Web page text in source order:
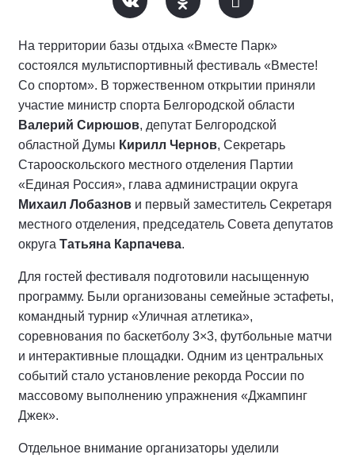
На территории базы отдыха «Вместе Парк»
состоялся мультиспортивный фестиваль «Вместе!
Со спортом». В торжественном открытии приняли
участие министр спорта Белгородской области
Валерий Сирюшов, депутат Белгородской
областной Думы Кирилл Чернов, Секретарь
Старооскольского местного отделения Партии
«Единая Россия», глава администрации округа
Михаил Лобазнов и первый заместитель Секретаря
местного отделения, председатель Совета депутатов
округа Татьяна Карпачева.
Для гостей фестиваля подготовили насыщенную
программу. Были организованы семейные эстафеты,
командный турнир «Уличная атлетика»,
соревнования по баскетболу 3×3, футбольные матчи
и интерактивные площадки. Одним из центральных
событий стало установление рекорда России по
массовому выполнению упражнения «Джампинг
Джек».
Отдельное внимание организаторы уделили